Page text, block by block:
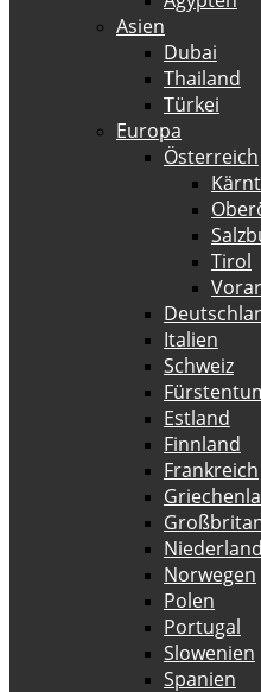
Asien
Dubai
Thailand
Türkei
Europa
Österreich
Tirol
Italien
Schweiz
Estland
Finnland
Frankreich
Norwegen
Polen
Portugal
Slowenien
Spanien